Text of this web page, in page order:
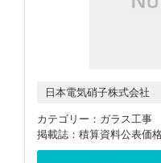
日本電気硝子株式会社
カテゴリー：ガラス工事
掲載誌：積算資料公表価